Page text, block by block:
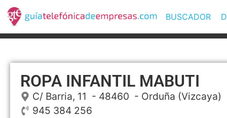
BUSCADOR
ROPA INFANTIL MABUTI
C/ Barria, 11 - 48460 - Orduña (Vizcaya)
945 384 256